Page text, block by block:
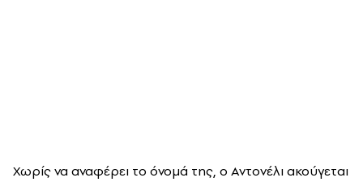
Χωρίς να αναφέρει το όνομά της, ο Αντονέλι ακούγεται